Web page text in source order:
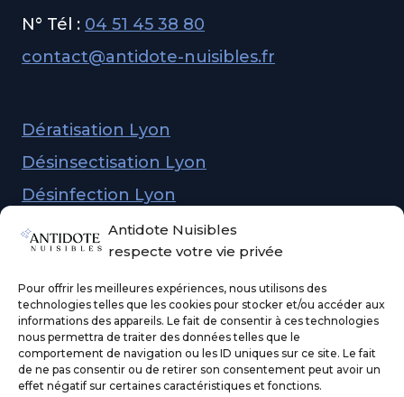
Antidote Nuisibles
respecte votre vie privée
Pour offrir les meilleures expériences, nous utilisons des
technologies telles que les cookies pour stocker et/ou accéder aux
informations des appareils. Le fait de consentir à ces technologies
nous permettra de traiter des données telles que le
comportement de navigation ou les ID uniques sur ce site. Le fait
de ne pas consentir ou de retirer son consentement peut avoir un
effet négatif sur certaines caractéristiques et fonctions.
N° Tél : 04 51 45 38 80
contact@antidote-nuisibles.fr
Dératisation Lyon
Désinsectisation Lyon
Désinfection Lyon
Dépigeonnage Lyon
Demander un devis
Mentions légales
Politique de confidentialité